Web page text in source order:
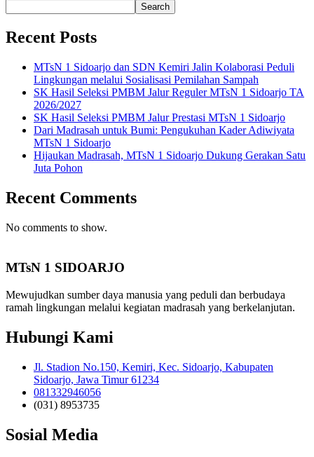
Search
Recent Posts
MTsN 1 Sidoarjo dan SDN Kemiri Jalin Kolaborasi Peduli
Lingkungan melalui Sosialisasi Pemilahan Sampah
SK Hasil Seleksi PMBM Jalur Reguler MTsN 1 Sidoarjo TA
2026/2027
SK Hasil Seleksi PMBM Jalur Prestasi MTsN 1 Sidoarjo
Dari Madrasah untuk Bumi: Pengukuhan Kader Adiwiyata
MTsN 1 Sidoarjo
Hijaukan Madrasah, MTsN 1 Sidoarjo Dukung Gerakan Satu
Juta Pohon
Recent Comments
No comments to show.
MTsN 1 SIDOARJO
Mewujudkan sumber daya manusia yang peduli dan berbudaya
ramah lingkungan melalui kegiatan madrasah yang berkelanjutan.
Hubungi Kami
Jl. Stadion No.150, Kemiri, Kec. Sidoarjo, Kabupaten
Sidoarjo, Jawa Timur 61234
081332946056
(031) 8953735
Sosial Media